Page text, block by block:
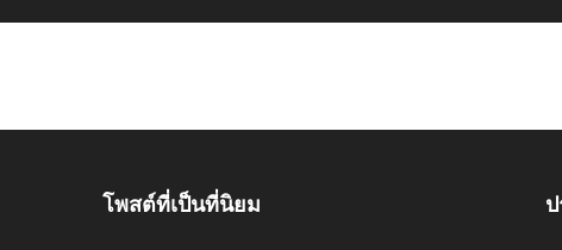
โพสต์ที่เป็นที่นิยม